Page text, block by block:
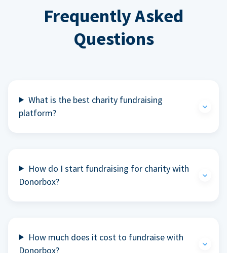
Frequently Asked
Questions
What is the best charity fundraising
platform?
How do I start fundraising for charity with
Donorbox?
How much does it cost to fundraise with
Donorbox?